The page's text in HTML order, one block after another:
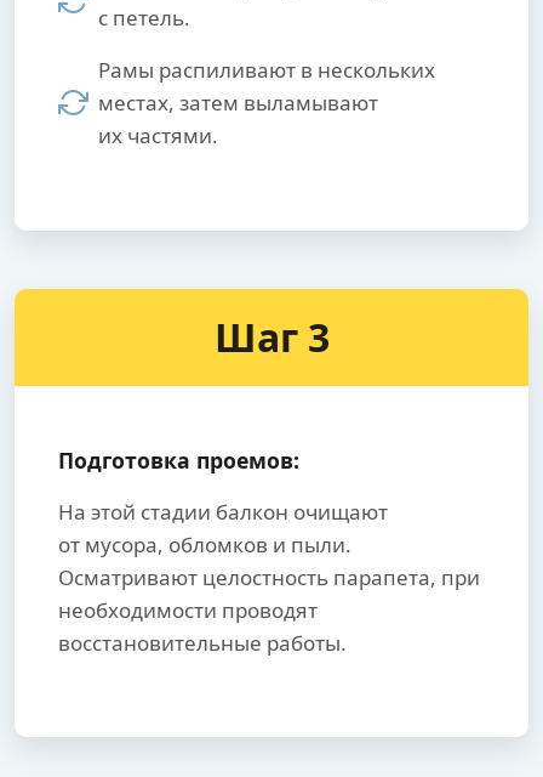
с петель.
Рамы распиливают в нескольких
местах, затем выламывают
их частями.
Шаг 3
Подготовка проемов:
На этой стадии балкон очищают
от мусора, обломков и пыли.
Осматривают целостность парапета, при
необходимости проводят
восстановительные работы.